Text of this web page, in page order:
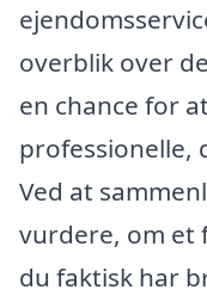
overblik over
en chance for
professionelle,
Ved at
vurdere, om et
du faktisk har